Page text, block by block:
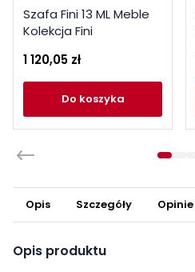
Szafa Fini 13 ML Meble
Kolekcja Fini
1 120,05 zł
do koszyka
Opis Szczegóły Opinie
Opis produktu